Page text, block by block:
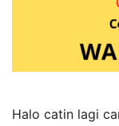
Halo catin lagi